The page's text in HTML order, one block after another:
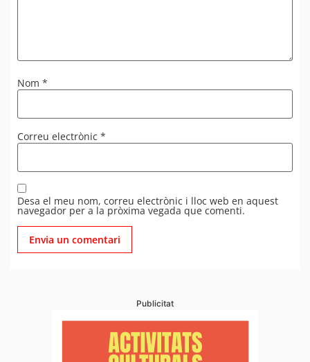
Nom *
Correu electrònic *
Desa el meu nom, correu electrònic i lloc web en aquest
navegador per a la pròxima vegada que comenti.
Publicitat